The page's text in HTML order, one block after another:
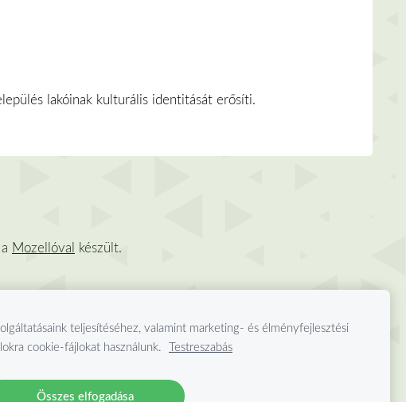
lakóinak kulturális identitását erősíti.
Mozellóval készült.
teljesítéséhez, valamint marketing- és élményfejlesztési
cookie-fájlokat használunk. Testreszabás
Összes elfogadása